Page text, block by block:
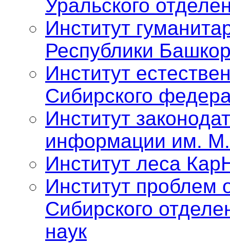
Уральского
Институт
Республики
Институт
Сибирского
Институт
информации им.
Институт леса
Институт проблем
Сибирского
наук